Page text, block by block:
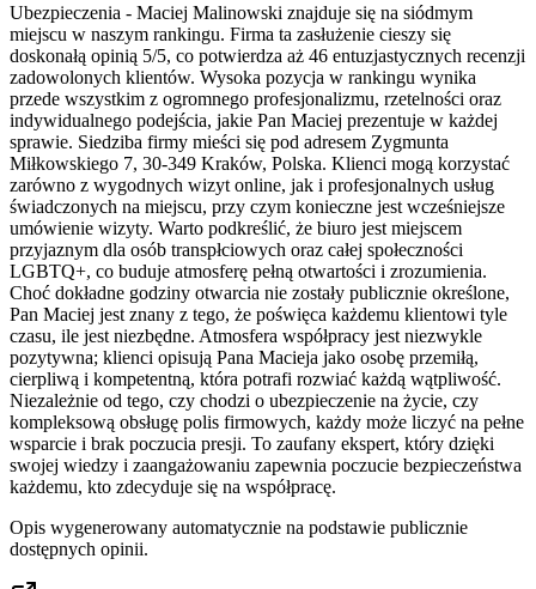
Ubezpieczenia - Maciej Malinowski znajduje się na siódmym
miejscu w naszym rankingu. Firma ta zasłużenie cieszy się
doskonałą opinią 5/5, co potwierdza aż 46 entuzjastycznych recenzji
zadowolonych klientów. Wysoka pozycja w rankingu wynika
przede wszystkim z ogromnego profesjonalizmu, rzetelności oraz
indywidualnego podejścia, jakie Pan Maciej prezentuje w każdej
sprawie. Siedziba firmy mieści się pod adresem Zygmunta
Miłkowskiego 7, 30-349 Kraków, Polska. Klienci mogą korzystać
zarówno z wygodnych wizyt online, jak i profesjonalnych usług
świadczonych na miejscu, przy czym konieczne jest wcześniejsze
umówienie wizyty. Warto podkreślić, że biuro jest miejscem
przyjaznym dla osób transpłciowych oraz całej społeczności
LGBTQ+, co buduje atmosferę pełną otwartości i zrozumienia.
Choć dokładne godziny otwarcia nie zostały publicznie określone,
Pan Maciej jest znany z tego, że poświęca każdemu klientowi tyle
czasu, ile jest niezbędne. Atmosfera współpracy jest niezwykle
pozytywna; klienci opisują Pana Macieja jako osobę przemiłą,
cierpliwą i kompetentną, która potrafi rozwiać każdą wątpliwość.
Niezależnie od tego, czy chodzi o ubezpieczenie na życie, czy
kompleksową obsługę polis firmowych, każdy może liczyć na pełne
wsparcie i brak poczucia presji. To zaufany ekspert, który dzięki
swojej wiedzy i zaangażowaniu zapewnia poczucie bezpieczeństwa
każdemu, kto zdecyduje się na współpracę.
Opis wygenerowany automatycznie na podstawie publicznie
dostępnych opinii.